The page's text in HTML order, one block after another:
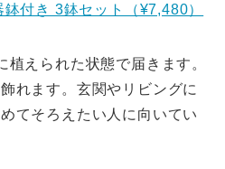
付き 3鉢セット（¥7,480）
えられた状態で届きます。
れます。玄関やリビングに
てそろえたい人に向いてい